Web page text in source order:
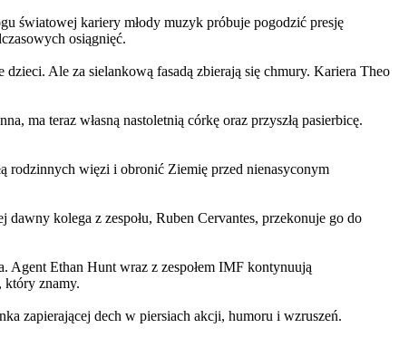
światowej kariery młody muzyk próbuje pogodzić presję
osiągnięć.
Ale za sielankową fasadą zbierają się chmury. Kariera Theo
teraz własną nastoletnią córkę oraz przyszłą pasierbicę.
rodzinnych więzi i obronić Ziemię przed nienasyconym
kolega z zespołu, Ruben Cervantes, przekonuje go do
Agent Ethan Hunt wraz z zespołem IMF kontynuują
który znamy.
zapierającej dech w piersiach akcji, humoru i wzruszeń.